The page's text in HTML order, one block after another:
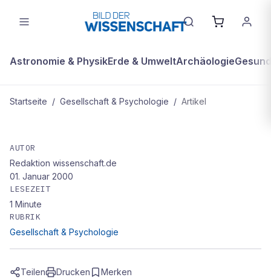
Astronomie & PhysikErde & UmweltArchäologie
Startseite / Gesellschaft & Psychologie / Artikel
Lernprobleme in der Schule
AUTOR
Redaktion wissenschaft.de
01. Januar 2000
LESEZEIT
1 Minute
RUBRIK
Gesellschaft & Psychologie
Teilen Drucken Merken